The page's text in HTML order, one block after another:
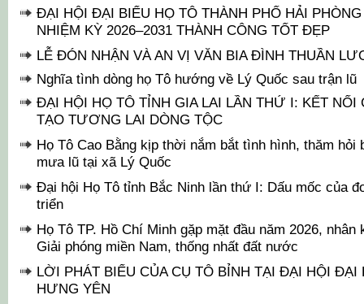
ĐẠI HỘI ĐẠI BIỂU HỌ TÔ THÀNH PHỐ HẢI
NHIỆM KỲ 2026–2031 THÀNH CÔNG TỐT ĐẸP
LỄ ĐÓN NHẬN VÀ AN VỊ VĂN BIA ĐÌNH THUẦN
Nghĩa tình dòng họ Tô hướng về Lý Quốc sau trận lũ
ĐẠI HỘI HỌ TÔ TỈNH GIA LAI LẦN THỨ I: KẾT NỐI
TẠO TƯƠNG LAI DÒNG TỘC
Họ Tô Cao Bằng kịp thời nắm bắt tình hình, thăm hỏi
mưa lũ tại xã Lý Quốc
Đại hội Họ Tô tỉnh Bắc Ninh lần thứ I: Dấu mốc của
triển
Họ Tô TP. Hồ Chí Minh gặp mặt đầu năm 2026, nhân
Giải phóng miền Nam, thống nhất đất nước
LỜI PHÁT BIỂU CỦA CỤ TÔ BỈNH TẠI ĐẠI HỘI ĐẠI
HƯNG YÊN